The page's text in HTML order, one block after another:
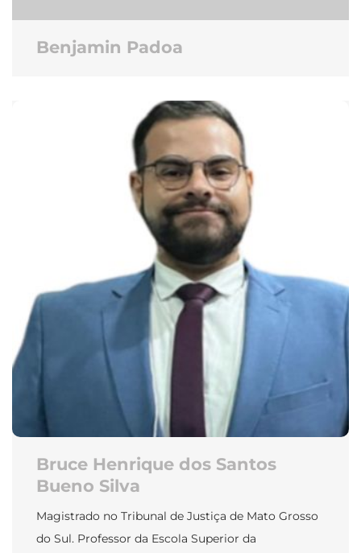
Benjamin Padoa
Bruce Henrique dos Santos
Bueno Silva
Magistrado no Tribunal de Justiça de Mato Grosso
do Sul. Professor da Escola Superior da